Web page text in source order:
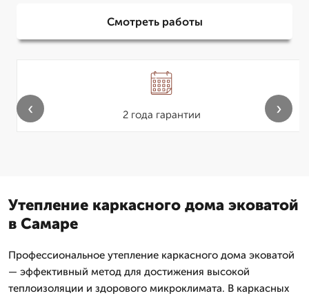
Смотреть работы
2 года гарантии
‹ ›
Утепление каркасного дома эковатой
в Самаре
Профессиональное утепление каркасного дома эковатой
— эффективный метод для достижения высокой
теплоизоляции и здорового микроклимата. В каркасных